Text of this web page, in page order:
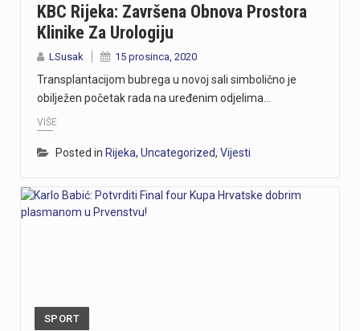
KBC Rijeka: Završena Obnova Prostora
Klinike Za Urologiju
LSusak 15 prosinca, 2020
Transplantacijom bubrega u novoj sali simbolično je
obilježen početak rada na uređenim odjelima…
VIŠE
Posted in Rijeka, Uncategorized, Vijesti
SPORT